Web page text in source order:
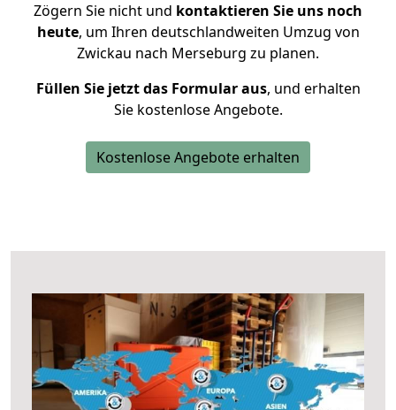
Zögern Sie nicht und kontaktieren Sie uns noch
heute, um Ihren deutschlandweiten Umzug von
Zwickau nach Merseburg zu planen.
Füllen Sie jetzt das Formular aus, und erhalten
Sie kostenlose Angebote.
Kostenlose Angebote erhalten